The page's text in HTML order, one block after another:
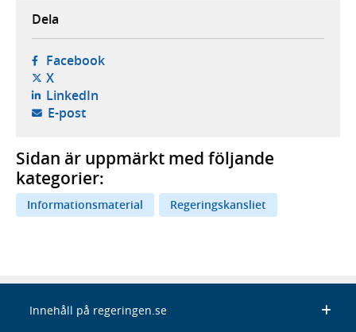
Dela
Facebook- öppnas i ny flik, extern webbplats,
X- öppnas i ny flik, extern webbplats,
LinkedIn- öppnas i ny flik, extern webbplats,
E-post- öppnar din e-postklient,
Sidan är uppmärkt med följande
kategorier:
Informationsmaterial Regeringskansliet
Innehåll på regeringen.se